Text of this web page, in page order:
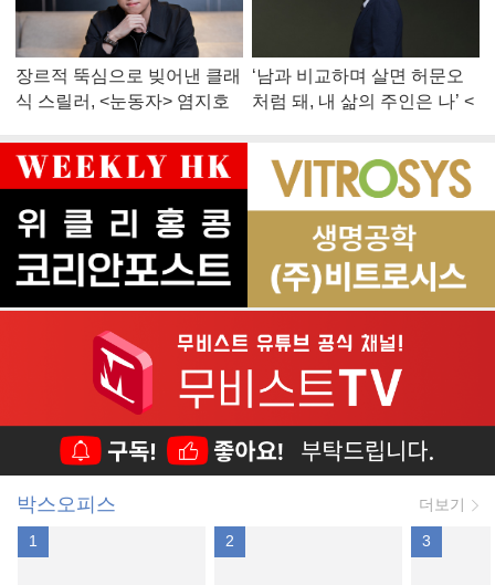
장르적 뚝심으로 빚어낸 클래
식 스릴러, <눈동자> 염지호
‘남과 비교하며 살면 허문오
처럼 돼, 내 삶의 주인은 나’ <
박스오피스 더보기
1 2 3